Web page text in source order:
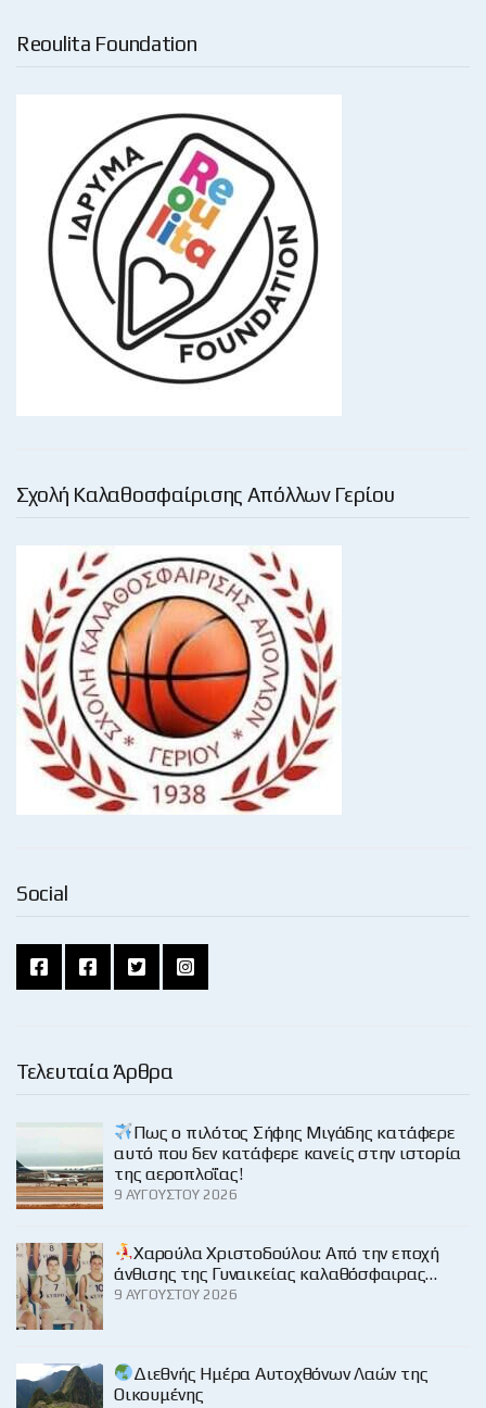
Reoulita Foundation
Σχολή Καλαθοσφαίρισης Απόλλων Γερίου
Social
Τελευταία Άρθρα
Πως ο πιλότος Σήφης Μιγάδης κατάφερε
αυτό που δεν κατάφερε κανείς στην ιστορία
της αεροπλοΐας!
9 ΑΥΓΟΎΣΤΟΥ 2026
Χαρούλα Χριστοδούλου: Από την εποχή
άνθισης της Γυναικείας καλαθόσφαιρας…
9 ΑΥΓΟΎΣΤΟΥ 2026
Διεθνής Ημέρα Αυτοχθόνων Λαών της
Οικουμένης